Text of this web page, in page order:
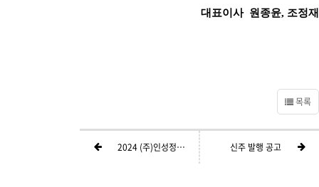
대표이사 원종윤, 조정재
목록
2024 (주)인성정보 주주서한 신주 발행 공고